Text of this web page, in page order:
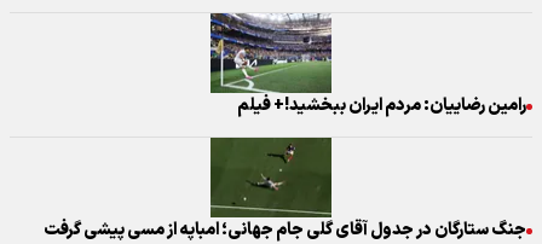
رامین رضاییان: مردم ایران ببخشید!+ فیلم
جنگ ستارگان در جدول آقای گلی جام جهانی؛ امباپه از مسی پیشی گرفت